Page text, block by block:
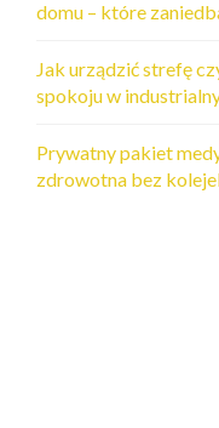
domu – które
Jak urządzić strefę
spokoju w
Prywatny pakiet
zdrowotna bez